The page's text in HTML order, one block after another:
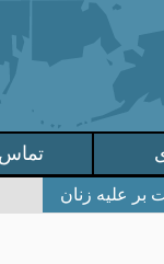
تماس
بر علیه زنان